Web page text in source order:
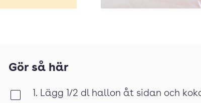
Gör så här
1. Lägg 1/2 dl hallon åt sidan och